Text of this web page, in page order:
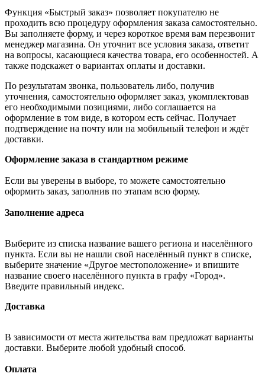
Функция «Быстрый заказ» позволяет покупателю не
проходить всю процедуру оформления заказа самостоятельно.
Вы заполняете форму, и через короткое время вам перезвонит
менеджер магазина. Он уточнит все условия заказа, ответит
на вопросы, касающиеся качества товара, его особенностей. А
также подскажет о вариантах оплаты и доставки.
По результатам звонка, пользователь либо, получив
уточнения, самостоятельно оформляет заказ, укомплектовав
его необходимыми позициями, либо соглашается на
оформление в том виде, в котором есть сейчас. Получает
подтверждение на почту или на мобильный телефон и ждёт
доставки.
Оформление заказа в стандартном режиме
Если вы уверены в выборе, то можете самостоятельно
оформить заказ, заполнив по этапам всю форму.
Заполнение адреса
Выберите из списка название вашего региона и населённого
пункта. Если вы не нашли свой населённый пункт в списке,
выберите значение «Другое местоположение» и впишите
название своего населённого пункта в графу «Город».
Введите правильный индекс.
Доставка
В зависимости от места жительства вам предложат варианты
доставки. Выберите любой удобный способ.
Оплата